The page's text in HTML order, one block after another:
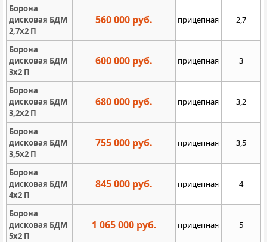
Борона
дисковая БДМ
2,7х2 П
560 000 руб. прицепная 2,7
Борона
дисковая БДМ
3х2 П
600 000 руб. прицепная 3
Борона
дисковая БДМ
3,2х2 П
680 000 руб. прицепная 3,2
Борона
дисковая БДМ
3,5х2 П
755 000 руб. прицепная 3,5
Борона
дисковая БДМ
4х2 П
845 000 руб. прицепная 4
Борона
дисковая БДМ
5х2 П
1 065 000 руб. прицепная 5